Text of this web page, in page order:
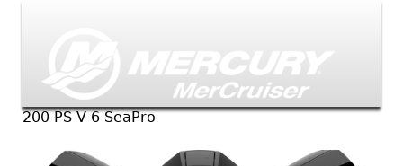
200 PS V-6 SeaPro